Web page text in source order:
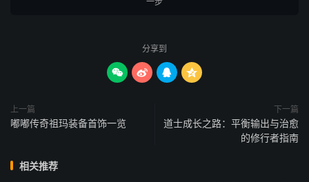
分享到
   
上一篇
嘟嘟传奇祖玛装备首饰一览
下一篇
道士成长之路：平衡输出与治愈
的修行者指南
相关推荐